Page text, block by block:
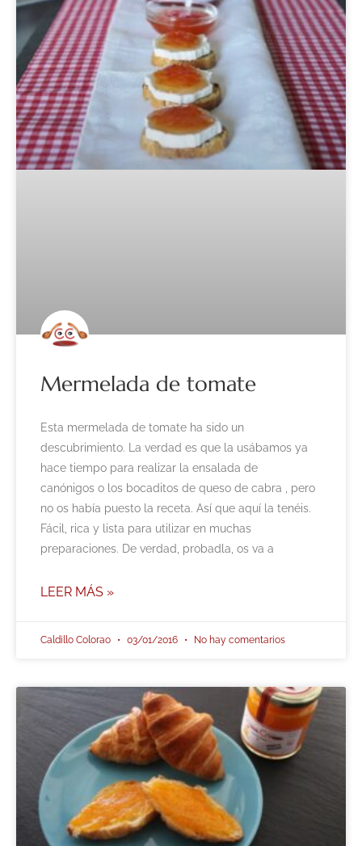
Mermelada de tomate
Esta mermelada de tomate ha sido un
descubrimiento. La verdad es que la usábamos ya
hace tiempo para realizar la ensalada de
canónigos o los bocaditos de queso de cabra , pero
no os había puesto la receta. Así que aquí la tenéis.
Fácil, rica y lista para utilizar en muchas
preparaciones. De verdad, probadla, os va a
LEER MÁS »
Caldillo Colorao 03/01/2016 No hay comentarios